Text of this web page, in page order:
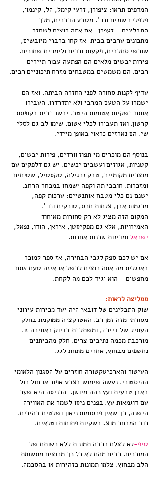
המדפים תראו: ציפורן, זרעי קימל, הל, קינמון,
פלפלים שונים וכו '. מטבע הדברים, מלך
התבלינים - זעפרן . אם אתה רוצים לשחזר
מתכונים ערבים בבית  אז קחו ברברי מיובשים,
שורשי סחלבים, פקעות ורדים ולימונים שחורים.
פירות יבשים מלאים הם הפתעה עבור תיירים
רבים. הם משמשים במטבחים מזרח תיכוניים רבים.
עדיף לקנות סחורה לפני החזרה הביתה. ואז הם
ישמרו על הטעם המרבי ולא יתדרדרו. העבירו
אותם בשקיות אטומות היטב. יבשו בבית בקופסת
קרטון. ואז תעבירו לכלי אטום. שימו לב גם לסלי
שי. הם נארזים כראוי באופן מיידי.
בנוסף הם מוכרים מי תפוז וורדים, פירות יבשים,
קטניות, אגוזים ועשבים יבשים. יש גם דלפקים עם
מוצרים מקומיים, טבק נרגילה, טקסטיל, שטיחים
ומזכרות. חובבי תה וקפה ישמחו במבחר הרחב.
ישנם גם כלי מטבח אותנטיים: ערכות קפה,
מרגמות אבן, צלחות חרס, טורקים וכו '.
המקום הזה מציג לא רק סחורות מאיחוד
האמירויות, אלא גם מפקיסטן, איראן, הודו, נפאל,
ישראל ומדינות שכנות אחרות.
אם יש לכם ספק לגבי הבחירה, אז ספר למוכר
באנגלית מה אתה רוצים לבשל או איזה טעם אתם
מחפשים - הוא יגיד לכם מה לקחת.
ממליצה לראות:
שוק התבלינים של דובאי היה יעד מכירות עירוני
מסורתי מזה זמן רב. האטרקציה ממוקמת בחלק
העתיק של דיירה, ומשתלבת בדיוק באווירה זו.
מורכבת מכמה נתיבים צרים. חלק מהביתנים
נחשפים מבחוץ, אחרים מתחת לגג.
העיטור והארכיטקטורה חוזרים על הסגנון הלאומי
ההיסטורי. נעשה שימוש בצבע אפור או חול חול
באבן טבעית ועץ כהה מיושן.  הכניסה היא שער
עם דוגמאות עץ. בפנים ניסו לשמר את האווירה
הישנה, ​​כך שאין פרסומות ניאון ושלטים בהירים.
רוב המבחר מוצג בשקיות פתוחות וטלאים.
טיפ-לא לצלם הרבה תמונות ללא רשותם של
המוכרים. רבים מהם לא כל כך מרוצים מתשומת
הלב מבחוץ. צלמו תמונות בזהירות או בהסכמה.